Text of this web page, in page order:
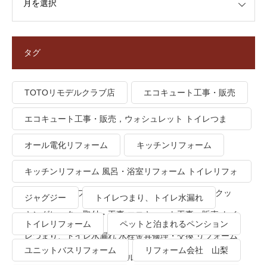
タグ
TOTOリモデルクラブ店 エコキュート工事・販売
エコキュート工事・販売，ウォシュレット トイレつま
り、トイレ水漏れ
オール電化リフォーム キッチンリフォーム
キッチンリフォーム 風呂・浴室リフォーム トイレリフォ
ーム 洗面所リフォーム オール電化リフォーム ＩＨクッ
キングヒーター取付・工事 エコキュート工事・販売 トイ
レつまり、トイレ水漏れ 水栓金具修理・交換 リフォーム
業者・会社 ＴＯＴＯリモデルクラブ
ジャグジー トイレつまり、トイレ水漏れ
トイレリフォーム ペットと泊まれるペンション
ユニットバスリフォーム リフォーム会社 山梨